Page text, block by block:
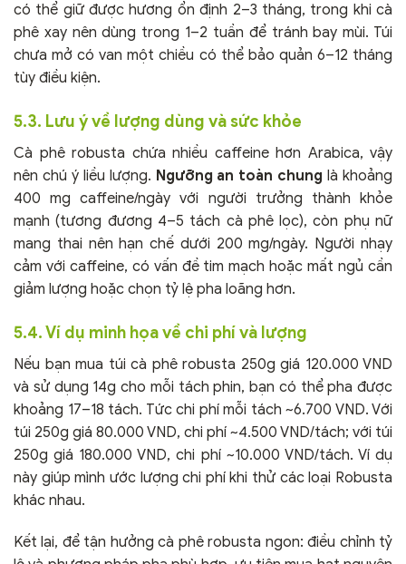
có thể giữ được hương ổn định 2–3 tháng, trong khi cà
phê xay nên dùng trong 1–2 tuần để tránh bay mùi. Túi
chưa mở có van một chiều có thể bảo quản 6–12 tháng
tùy điều kiện.
5.3. Lưu ý về lượng dùng và sức khỏe
Cà phê robusta chứa nhiều caffeine hơn Arabica, vậy
nên chú ý liều lượng. Ngưỡng an toàn chung là khoảng
400 mg caffeine/ngày với người trưởng thành khỏe
mạnh (tương đương 4–5 tách cà phê lọc), còn phụ nữ
mang thai nên hạn chế dưới 200 mg/ngày. Người nhạy
cảm với caffeine, có vấn đề tim mạch hoặc mất ngủ cần
giảm lượng hoặc chọn tỷ lệ pha loãng hơn.
5.4. Ví dụ minh họa về chi phí và lượng
Nếu bạn mua túi cà phê robusta 250g giá 120.000 VND
và sử dụng 14g cho mỗi tách phin, bạn có thể pha được
khoảng 17–18 tách. Tức chi phí mỗi tách ~6.700 VND. Với
túi 250g giá 80.000 VND, chi phí ~4.500 VND/tách; với túi
250g giá 180.000 VND, chi phí ~10.000 VND/tách. Ví dụ
này giúp mình ước lượng chi phí khi thử các loại Robusta
khác nhau.
Kết lại, để tận hưởng cà phê robusta ngon: điều chỉnh tỷ